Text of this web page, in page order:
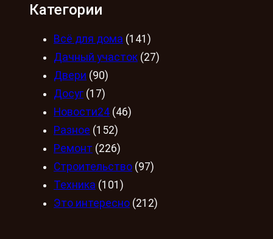
Категории
Всё для дома (141)
Дачный участок (27)
Двери (90)
Досуг (17)
Новости24 (46)
Разное (152)
Ремонт (226)
Строительство (97)
Техника (101)
Это интересно (212)